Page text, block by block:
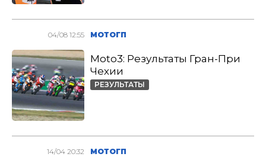
04/08 12:55 МОТОГП
Moto3: Результаты Гран-При
Чехии
РЕЗУЛЬТАТЫ
14/04 20:32 МОТОГП